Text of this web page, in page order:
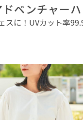
ベンチャーハ
スに！UVカット率